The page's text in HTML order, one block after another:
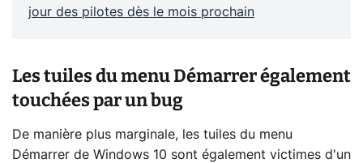
jour des pilotes dès le mois prochain
Les tuiles du menu Démarrer également
touchées par un bug
De manière plus marginale, les tuiles du menu
Démarrer de Windows 10 sont également victimes d'un